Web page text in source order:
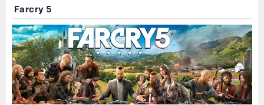
Farcry 5